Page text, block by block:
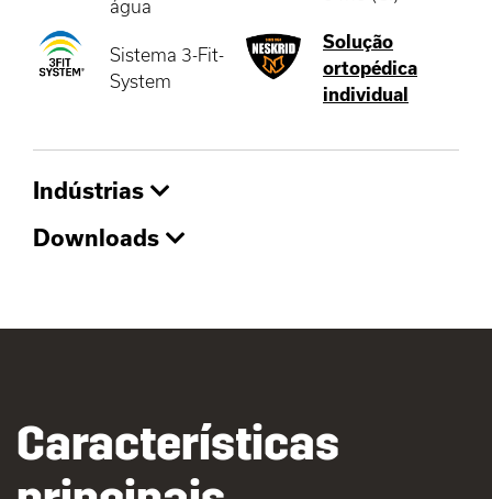
água
Sistema 3-Fit-
System
Solução
ortopédica
individual
Indústrias
Downloads
Características